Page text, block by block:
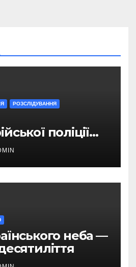
РОЗСЛІДУВАННЯ
поліції
за
неба —